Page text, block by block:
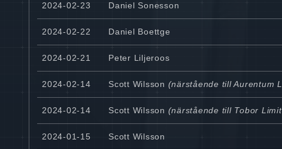
2024-02-23 Daniel Sonesson
2024-02-22 Daniel Boettge
2024-02-21 Peter Liljeroos
2024-02-14 Scott Wilsson (närstående till Aurentum
2024-02-14 Scott Wilsson (närstående till Tobor
2024-01-15 Scott Wilsson